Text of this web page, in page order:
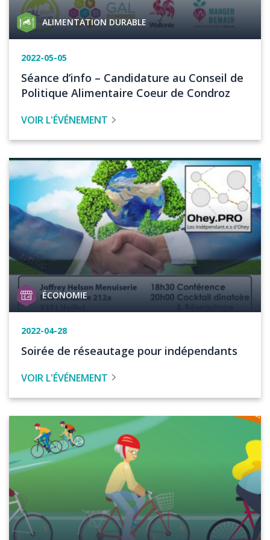
Catégorie
de
ALIMENTATION DURABLE
Date
de
l'événement
2022-05-05
Titre
de
Séance d’info – Candidature au Conseil de
Politique Alimentaire Coeur de Condroz
VOIR L'ÉVÉNEMENT
Image
Catégorie
de
ÉCONOMIE
Date
de
2022-04-28
Titre
l'évenement
Soirée de réseautage pour indépendants
VOIR L'ÉVÉNEMENT
Image